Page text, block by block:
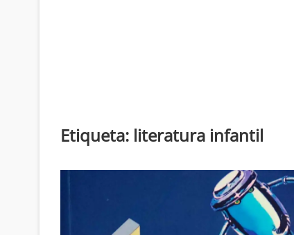
Etiqueta: literatura infantil